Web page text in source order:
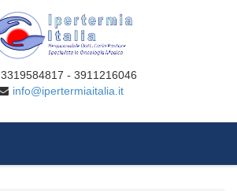
3319584817 - 3911216046
info@ipertermiaitalia.it